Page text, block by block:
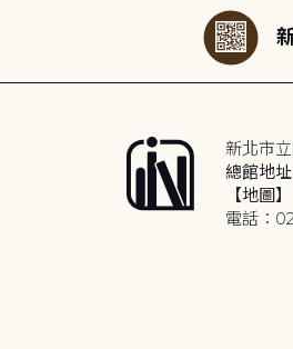
新北市
總館地
【地圖】
電話：